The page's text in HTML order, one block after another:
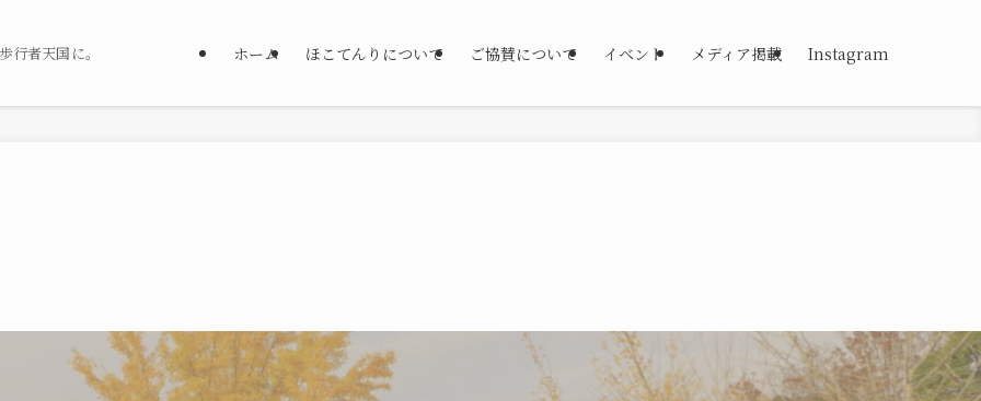
行者天国に。 ホーム ほこてんりについて ご協賛について イベント メディア掲載 Instagram